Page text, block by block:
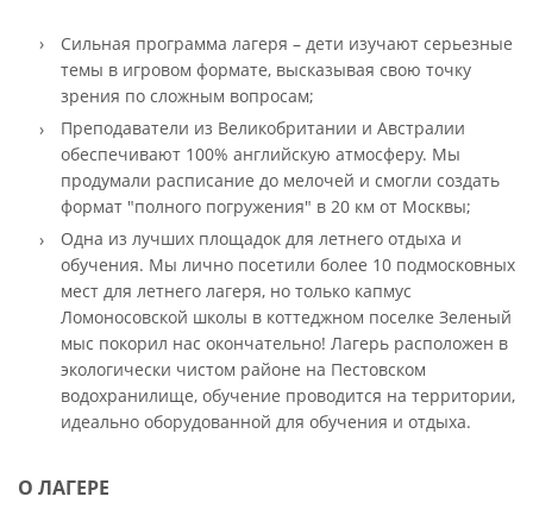
Сильная программа лагеря – дети изучают серьезные
темы в игровом формате, высказывая свою точку
зрения по сложным вопросам;
Преподаватели из Великобритании и Австралии
обеспечивают 100% английскую атмосферу. Мы
продумали расписание до мелочей и смогли создать
формат "полного погружения" в 20 км от Москвы;
Одна из лучших площадок для летнего отдыха и
обучения. Мы лично посетили более 10 подмосковных
мест для летнего лагеря, но только капмус
Ломоносовской школы в коттеджном поселке Зеленый
мыс покорил нас окончательно! Лагерь расположен в
экологически чистом районе на Пестовском
водохранилище, обучение проводится на территории,
идеально оборудованной для обучения и отдыха.
О ЛАГЕРЕ